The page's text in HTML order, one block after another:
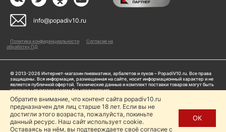
info@popadiv10.ru
Политика конфиденциальности
Согласие на
обработку ПД
© 2013-2026 Интернет-магазин пневматики, арбалетов и луков – PopadiV10.ru. Все права
защищены. Вся информация, размещенная на сайте, носит информационный характер и не
является публичной офертой. Технические данные и комплект поставки товаров могут быть
изменены производителем без уведомления
ИП Жарук Александр Сергеевич, ОГРНИП: 314504704200042
Пользуясь сайтом Popadiv10.ru, пользователь автоматически соглашается с условиями,
прописанными в
Политике конфиденциальности
Копирование любой информации (тексты, фото, видео и др.) с сайта Popadiv10 запрещено,
за исключением наличия письменного согласия администрации сайта Popadiv10.
Обратите внимание, что контент сайта popadiv10.ru
предназначен для лиц старше 18 лет. Если вы не
достигли этого возраста, пожалуйста, покиньте
данный ресурс. Наш сайт использует cookie.
Оставаясь на нём, вы подтверждаете своё согласие с
ОК